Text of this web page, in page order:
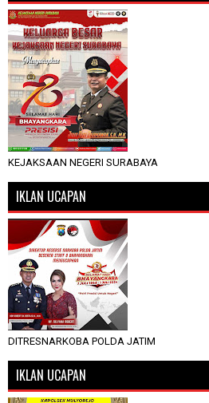
KEJAKSAAN NEGERI SURABAYA
IKLAN UCAPAN
DITRESNARKOBA POLDA JATIM
IKLAN UCAPAN